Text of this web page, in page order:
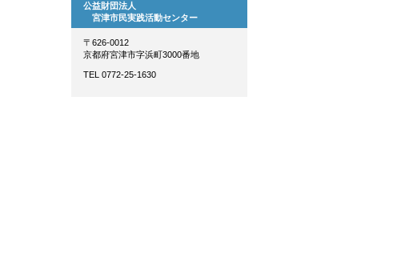
公益財団法人
宮津市民実践活動センター
〒626-0012
京都府宮津市字浜町3000番地
TEL 0772-25-1630